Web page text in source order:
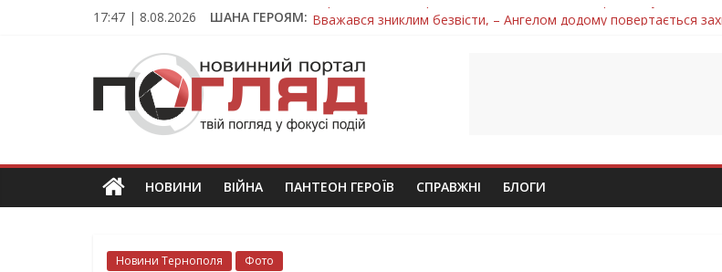
17:47 | 8.08.2026 ШАНА ГЕРОЯМ: Вважався зниклим безвісти, – Ангелом додому повертається
Тернопільщина втратила захисника Володимира Вельму
Тернопільщина втратила молодого захисника Андрія
Тернопільщина втратила захисника Володимира Дичку
ПОГЛЯД
Новини
Тернополя.
новини
та
НОВИНИ ВІЙНА ПАНТЕОН ГЕРОЇВ СПРАВЖНІ БЛОГИ
Новини Тернополя Фото